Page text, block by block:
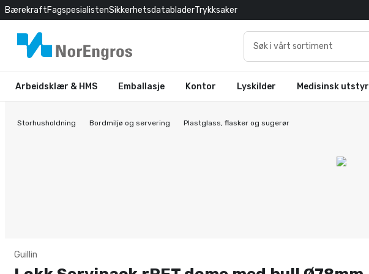
BærekraftFagspesialistenSikkerhetsdatabladerTrykksaker
Arbeidsklær & HMS Emballasje Kontor Lyskilder Medisinsk utstyr
Storhusholdning Bordmiljø og servering Plastglass, flasker og sugerør
Guillin